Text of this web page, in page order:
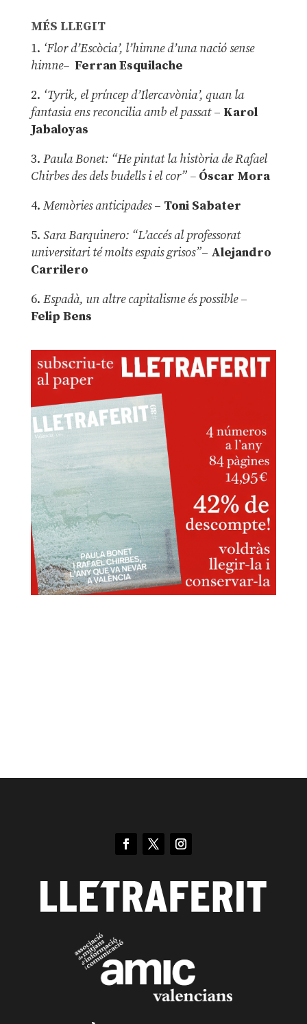
MÉS LLEGIT
1. ‘Flor d’Escòcia’, l’himne d’una nació sense
himne– Ferran Esquilache
2. ‘Tyrik, el príncep d’Ilercavònia’, quan la
fantasia ens reconcilia amb el passat– Karol
Jabaloyas
3. Paula Bonet: “He pintat la història de Rafael
Chirbes des dels budells i el cor” –Óscar Mora
4. Memòries anticipades– Toni Sabater
5. Sara Barquinero: “L’accés al professorat
universitari té molts espais grisos”– Alejandro
Carrilero
6. Espadà, un altre capitalisme és possible –
Felip Bens